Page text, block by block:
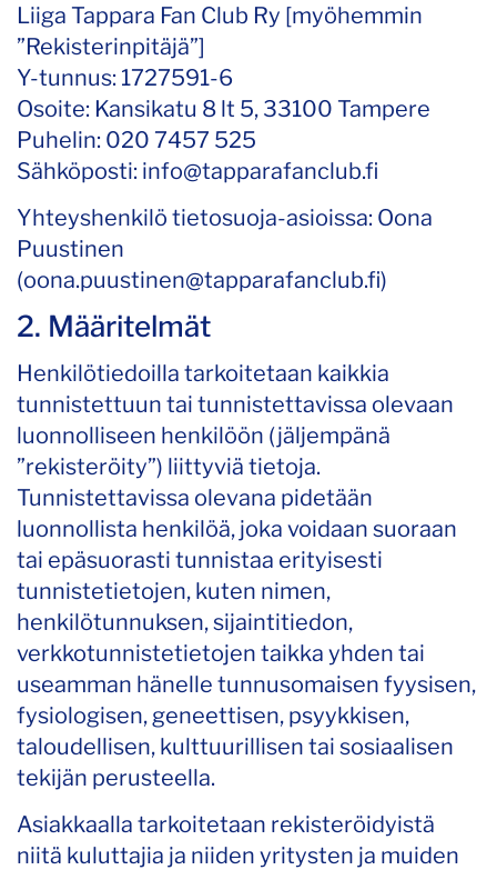
Liiga Tappara Fan Club Ry [myöhemmin
”Rekisterinpitäjä”]
Y-tunnus: 1727591-6
Osoite: Kansikatu 8 lt 5, 33100 Tampere
Puhelin: 020 7457 525
Sähköposti: info@tapparafanclub.fi
Yhteyshenkilö tietosuoja-asioissa: Oona
Puustinen
(oona.puustinen@tapparafanclub.fi)
2. Määritelmät
Henkilötiedoilla tarkoitetaan kaikkia
tunnistettuun tai tunnistettavissa olevaan
luonnolliseen henkilöön (jäljempänä
”rekisteröity”) liittyviä tietoja.
Tunnistettavissa olevana pidetään
luonnollista henkilöä, joka voidaan suoraan
tai epäsuorasti tunnistaa erityisesti
tunnistetietojen, kuten nimen,
henkilötunnuksen, sijaintitiedon,
verkkotunnistetietojen taikka yhden tai
useamman hänelle tunnusomaisen fyysisen,
fysiologisen, geneettisen, psyykkisen,
taloudellisen, kulttuurillisen tai sosiaalisen
tekijän perusteella.
Asiakkaalla tarkoitetaan rekisteröidyistä
niitä kuluttajia ja niiden yritysten ja muiden